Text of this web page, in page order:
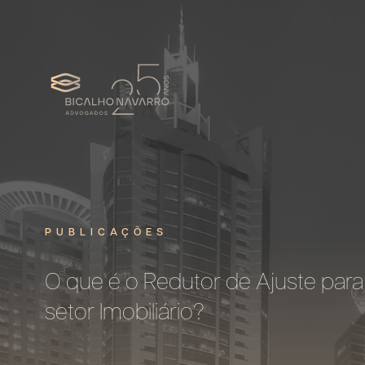
PUBLICAÇÕES
O que é o Redutor de Ajuste
setor Imobiliário?